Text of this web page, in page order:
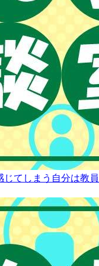
てしまう自分は教員